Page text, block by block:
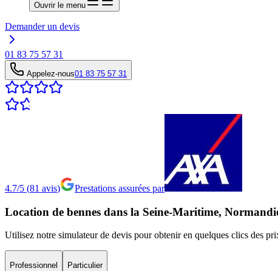
Ouvrir le menu
Demander un devis
01 83 75 57 31
Appelez-nous01 83 75 57 31
4.7/5 (81 avis) Prestations assurées par
Location de bennes dans la Seine-Maritime,
Utilisez notre simulateur de devis pour obtenir en quelques clics des
Professionnel Particulier